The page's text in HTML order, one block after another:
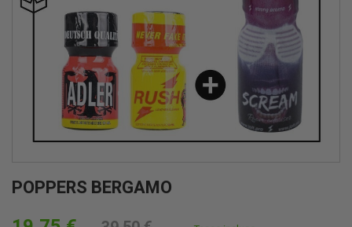
POPPERS BERGAMO